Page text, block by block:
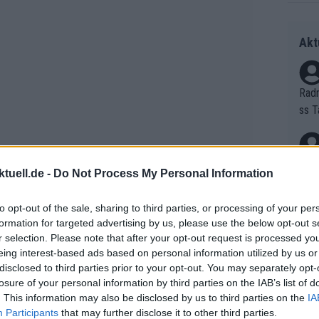
- Do Not Process My Personal Information
opt-out of the sale, sharing to third parties, or processing of your
for targeted advertising by us, please use the below opt-out
selection. Please note that after your opt-out request is processed
interest-based ads based on personal information utilized by us
to third parties prior to your opt-out. You may separately
of your personal information by third parties on the IAB’s list of
This information may also be disclosed by us to third parties on the
Participants that may further disclose it to other third parties.
Team Emirates - XRG in den
Der Portugiese ist,
Kandidat, um für UAE um
ausfällt. "Ich denke, Joao Almeida
ss
as
Auf
V?